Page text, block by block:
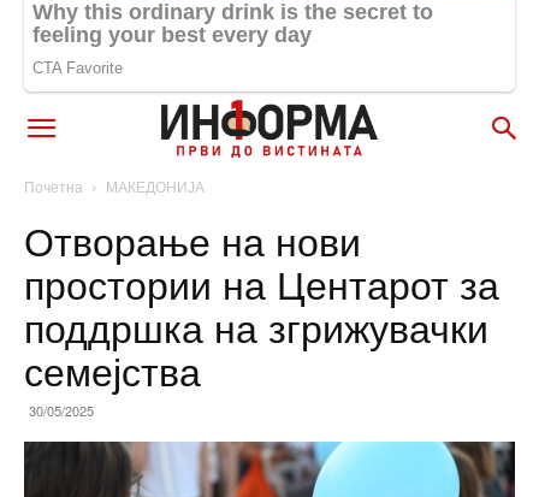
Почетна МАКЕДОНИЈА
Отворање на нови
простории на Центарот за
поддршка на згрижувачки
семејства
30/05/2025